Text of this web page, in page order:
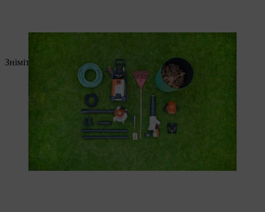
Зніміть стандартну насадку повітродувки.